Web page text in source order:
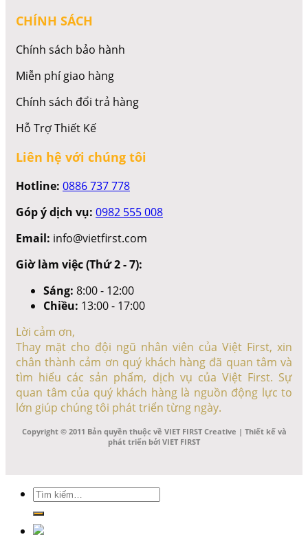
CHÍNH SÁCH
Chính sách bảo hành
Miễn phí giao hàng
Chính sách đổi trả hàng
Hỗ Trợ Thiết Kế
Liên hệ với chúng tôi
Hotline: 0886 737 778
Góp ý dịch vụ: 0982 555 008
Email: info@vietfirst.com
Giờ làm việc (Thứ 2 - 7):
Sáng: 8:00 - 12:00
Chiều: 13:00 - 17:00
Lời cảm ơn,
Thay mặt cho đội ngũ nhân viên của Việt First, xin
chân thành cảm ơn quý khách hàng đã quan tâm và
tìm hiểu các sản phẩm, dịch vụ của Việt First. Sự
quan tâm của quý khách hàng là nguồn động lực to
lớn giúp chúng tôi phát triển từng ngày.
Copyright © 2011 Bản quyền thuộc về VIET FIRST Creative | Thiết kế và
phát triển bởi VIET FIRST
Tìm
kiếm: